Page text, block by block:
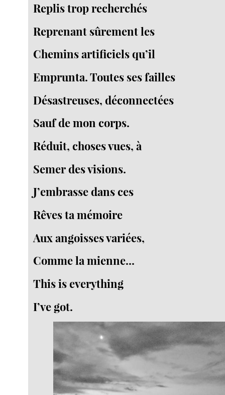
Replis trop recherchés
Reprenant sûrement les
Chemins artificiels qu’il
Emprunta. Toutes ses failles
Désastreuses, déconnectées
Sauf de mon corps.
Réduit, choses vues, à
Semer des visions.
J’embrasse dans ces
Rêves ta mémoire
Aux angoisses variées,
Comme la mienne...
This is everything
I’ve got.